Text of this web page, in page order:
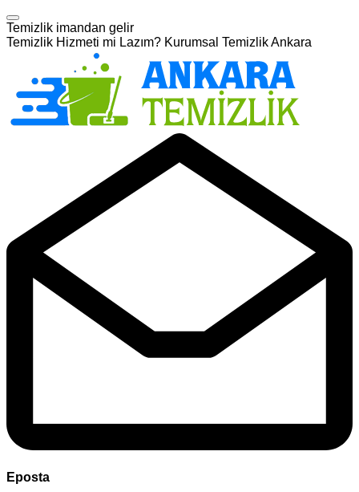
Temizlik imandan gelir
Temizlik Hizmeti mi Lazım? Kurumsal Temizlik Ankara
Eposta